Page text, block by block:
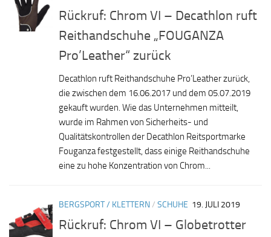
Rückruf: Chrom VI – Decathlon ruft
Reithandschuhe „FOUGANZA
Pro’Leather“ zurück
Decathlon ruft Reithandschuhe Pro’Leather zurück,
die zwischen dem 16.06.2017 und dem 05.07.2019
gekauft wurden. Wie das Unternehmen mitteilt,
wurde im Rahmen von Sicherheits- und
Qualitätskontrollen der Decathlon Reitsportmarke
Fouganza festgestellt, dass einige Reithandschuhe
eine zu hohe Konzentration von Chrom...
BERGSPORT / KLETTERN/ SCHUHE 19. JULI 2019
Rückruf: Chrom VI – Globetrotter